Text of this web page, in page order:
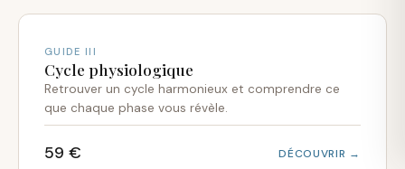
GUIDE III
Cycle physiologique
Retrouver un cycle harmonieux et comprendre ce
que chaque phase vous révèle.
59 € DÉCOUVRIR →